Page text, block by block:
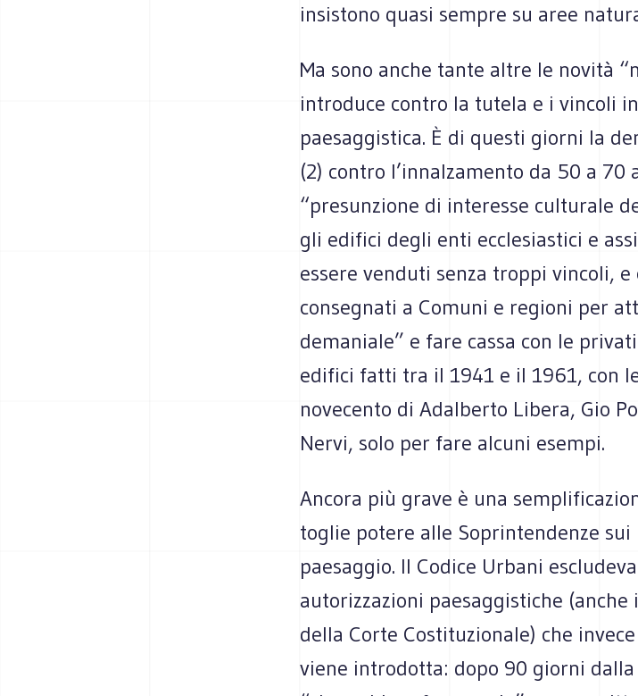
insistono quasi sempre su aree
Ma sono anche tante altre le novità
introduce contro la tutela e i vincoli
paesaggistica. È di questi giorni la
(2) contro l’innalzamento da 50 a 70
“presunzione di interesse culturale
gli edifici degli enti ecclesiastici e
essere venduti senza troppi vincoli,
consegnati a Comuni e regioni per
demaniale” e fare cassa con le
edifici fatti tra il 1941 e il 1961, con
novecento di Adalberto Libera, Gio
Nervi, solo per fare alcuni esempi.
Ancora più grave è una
toglie potere alle Soprintendenze
paesaggio. Il Codice Urbani
autorizzazioni paesaggistiche (anche
della Corte Costituzionale) che
viene introdotta: dopo 90 giorni